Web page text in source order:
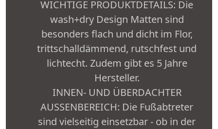
WICHTIGE PRODUKTDETAILS: Die
wash+dry Design Matten sind
besonders flach und dicht im Flor,
trittschalldämmend, rutschfest und
lichtecht. Zudem gibt es 5 Jahre
Hersteller.
INNEN- UND ÜBERDACHTER
AUSSENBEREICH: Die Fußabtreter
sind vielseitig einsetzbar - ob in der